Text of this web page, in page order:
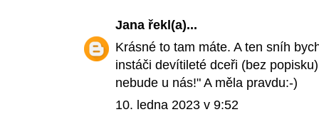
Jana řekl(a)...
Krásné to tam máte. A ten sníh
instáči devítileté dceři (bez
nebude u nás!" A měla pravdu:-)
10. ledna 2023 v 9:52